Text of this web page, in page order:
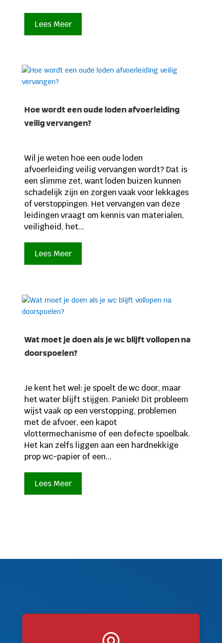
Lees Meer
Hoe wordt een oude loden afvoerleiding
veilig vervangen?
Wil je weten hoe een oude loden
afvoerleiding veilig vervangen wordt? Dat is
een slimme zet, want loden buizen kunnen
schadelijk zijn en zorgen vaak voor lekkages
of verstoppingen. Het vervangen van deze
leidingen vraagt om kennis van materialen,
veiligheid, het...
Lees Meer
Wat moet je doen als je wc blijft vollopen na
doorspoelen?
Je kent het wel: je spoelt de wc door, maar
het water blijft stijgen. Paniek! Dit probleem
wijst vaak op een verstopping, problemen
met de afvoer, een kapot
vlottermechanisme of een defecte spoelbak.
Het kan zelfs liggen aan een hardnekkige
prop wc-papier of een...
Lees Meer